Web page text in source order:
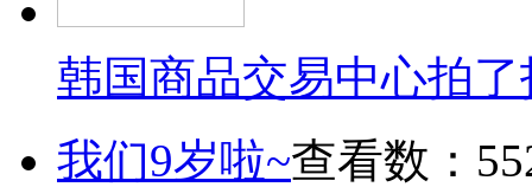
韩国商品交易中心拍
我们9岁啦~查看数：